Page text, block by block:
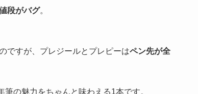
段がバグ。
ですが、 プレジールとプレピーはペン先が全
の魅力をちゃんと味わえる1本です。